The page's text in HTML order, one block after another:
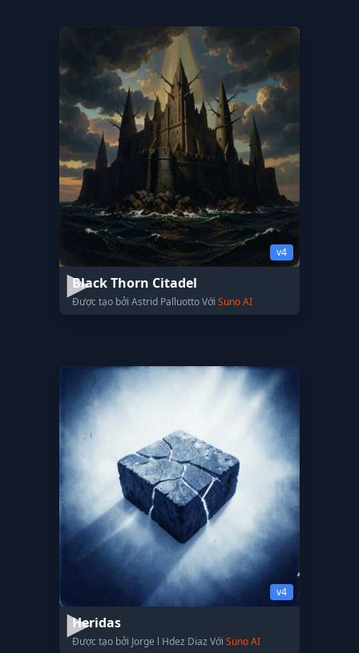
v4
Black Thorn Citadel
Được tạo bởi Astrid Palluotto Với Suno AI
v4
Heridas
Được tạo bởi Jorge l Hdez Diaz Với Suno AI